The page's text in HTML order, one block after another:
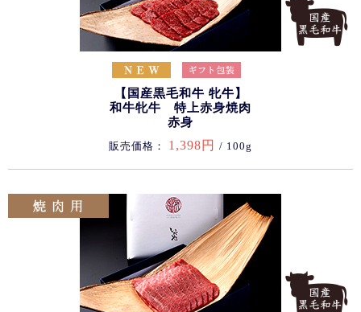
【国産黒毛和牛 牝牛】
和牛牝牛 特上赤身焼肉
赤身
販売価格： 1,398円 / 100g